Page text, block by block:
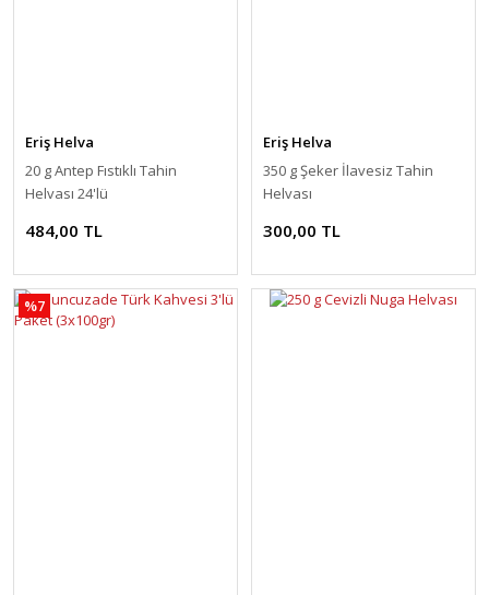
Eriş Helva
20 g Antep Fıstıklı Tahin
Helvası 24'lü
484,00 TL
Eriş Helva
350 g Şeker İlavesiz Tahin
Helvası
300,00 TL
%7